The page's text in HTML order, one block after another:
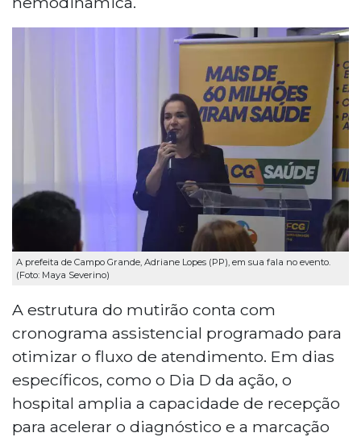
A prefeita de Campo Grande, Adriane Lopes (PP), em sua fala no evento.
(Foto: Maya Severino)
A estrutura do mutirão conta com
cronograma assistencial programado para
otimizar o fluxo de atendimento. Em dias
específicos, como o Dia D da ação, o
hospital amplia a capacidade de recepção
para acelerar o diagnóstico e a marcação